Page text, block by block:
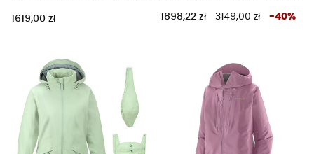
1619,00 zł 1898,22 zł 3149,00 zł -40%